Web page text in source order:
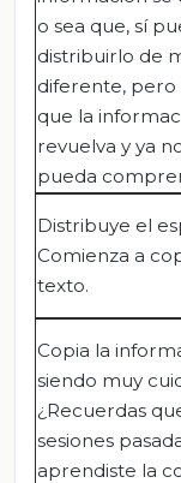
o sea que, sí
distribuirlo de
diferente, pero
que la
revuelva y ya
pueda
Distribuye el
Comienza a
texto.
Copia la
siendo muy
¿Recuerdas
sesiones
aprendiste la